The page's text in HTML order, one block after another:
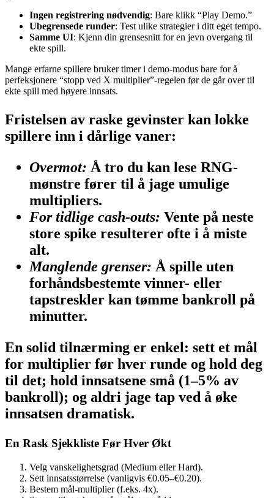
Ingen registrering nødvendig: Bare klikk “Play Demo.”
Ubegrensede runder: Test ulike strategier i ditt eget tempo.
Samme UI: Kjenn din grensesnitt for en jevn overgang til
ekte spill.
Mange erfarne spillere bruker timer i demo-modus bare for å
perfeksjonere “stopp ved X multiplier”-regelen før de går over til
ekte spill med høyere innsats.
Fristelsen av raske gevinster kan lokke
spillere inn i dårlige vaner:
Overmot: Å tro du kan lese RNG-
mønstre fører til å jage umulige
multipliers.
For tidlige cash‑outs: Vente på neste
store spike resulterer ofte i å miste
alt.
Manglende grenser: Å spille uten
forhåndsbestemte vinner- eller
tapstreskler kan tømme bankroll på
minutter.
En solid tilnærming er enkel: sett et mål
for multiplier før hver runde og hold deg
til det; hold innsatsene små (1–5% av
bankroll); og aldri jage tap ved å øke
innsatsen dramatisk.
En Rask Sjekkliste Før Hver Økt
Velg vanskelighetsgrad (Medium eller Hard).
Sett innsatsstørrelse (vanligvis €0.05–€0.20).
Bestem mål-multiplier (f.eks. 4x).